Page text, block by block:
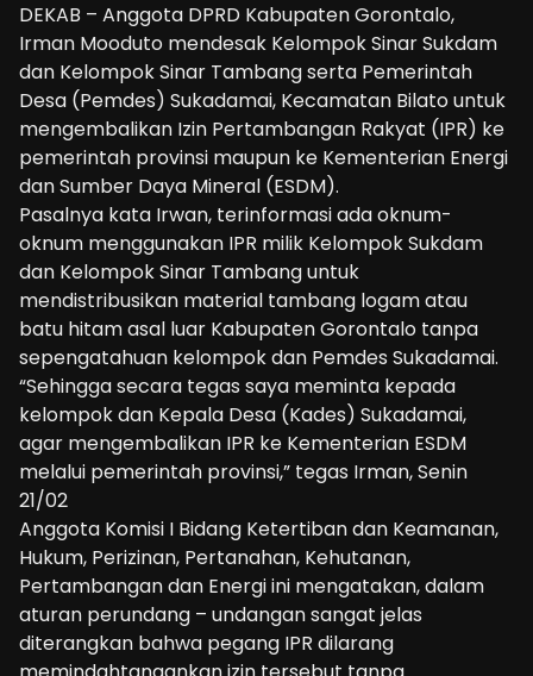
DEKAB – Anggota DPRD Kabupaten Gorontalo,
Irman Mooduto mendesak Kelompok Sinar Sukdam
dan Kelompok Sinar Tambang serta Pemerintah
Desa (Pemdes) Sukadamai, Kecamatan Bilato untuk
mengembalikan Izin Pertambangan Rakyat (IPR) ke
pemerintah provinsi maupun ke Kementerian Energi
dan Sumber Daya Mineral (ESDM).
Pasalnya kata Irwan, terinformasi ada oknum-
oknum menggunakan IPR milik Kelompok Sukdam
dan Kelompok Sinar Tambang untuk
mendistribusikan material tambang logam atau
batu hitam asal luar Kabupaten Gorontalo tanpa
sepengatahuan kelompok dan Pemdes Sukadamai.
“Sehingga secara tegas saya meminta kepada
kelompok dan Kepala Desa (Kades) Sukadamai,
agar mengembalikan IPR ke Kementerian ESDM
melalui pemerintah provinsi,” tegas Irman, Senin
21/02
Anggota Komisi I Bidang Ketertiban dan Keamanan,
Hukum, Perizinan, Pertanahan, Kehutanan,
Pertambangan dan Energi ini mengatakan, dalam
aturan perundang – undangan sangat jelas
diterangkan bahwa pegang IPR dilarang